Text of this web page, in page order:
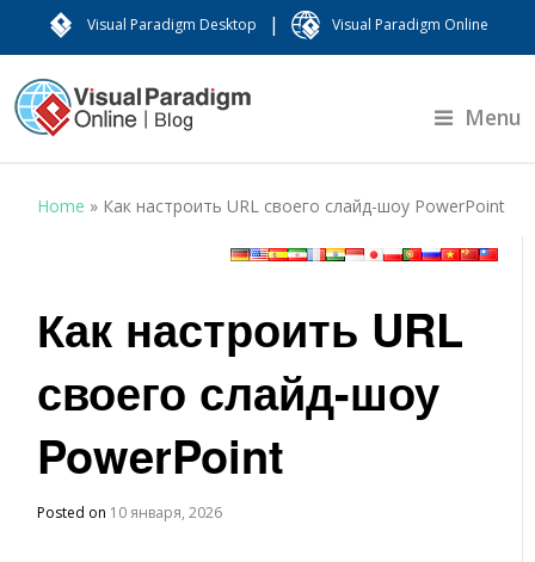
Visual Paradigm Desktop | Visual Paradigm Online
Menu
Home » Как настроить URL своего слайд-шоу PowerPoint
Как настроить URL
своего слайд-шоу
PowerPoint
Posted on 10 января, 2026